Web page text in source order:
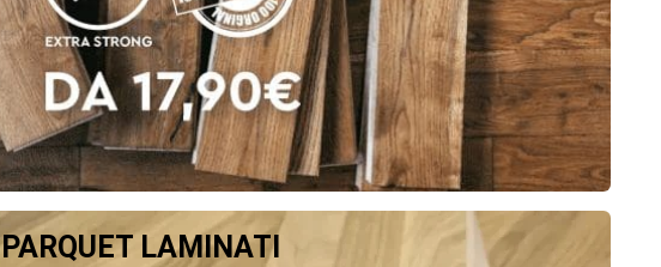
PARQUET LAMINATI